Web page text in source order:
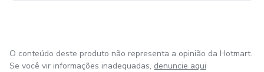
O conteúdo deste produto não representa a opinião da Hotmart.
Se você vir informações inadequadas, denuncie aqui